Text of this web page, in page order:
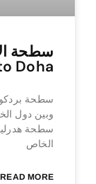
Doha
سطحة
وبين دول
سطحة
الخاص
READ MORE »